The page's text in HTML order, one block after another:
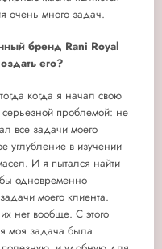
очень много задач.
бренд Rani Royal
его?
когда я начал свою
серьезной проблемой: не
все задачи моего
углубление в изучении
И я пытался найти
одновременно
моего клиента.
нет вообще. С этого
моя задача была